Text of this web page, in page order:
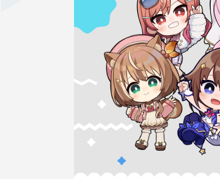
プライバシーポリシー
未成年の方々へのお願い
二次創作ガイドライン
よくある質問
サポーターガイドライン